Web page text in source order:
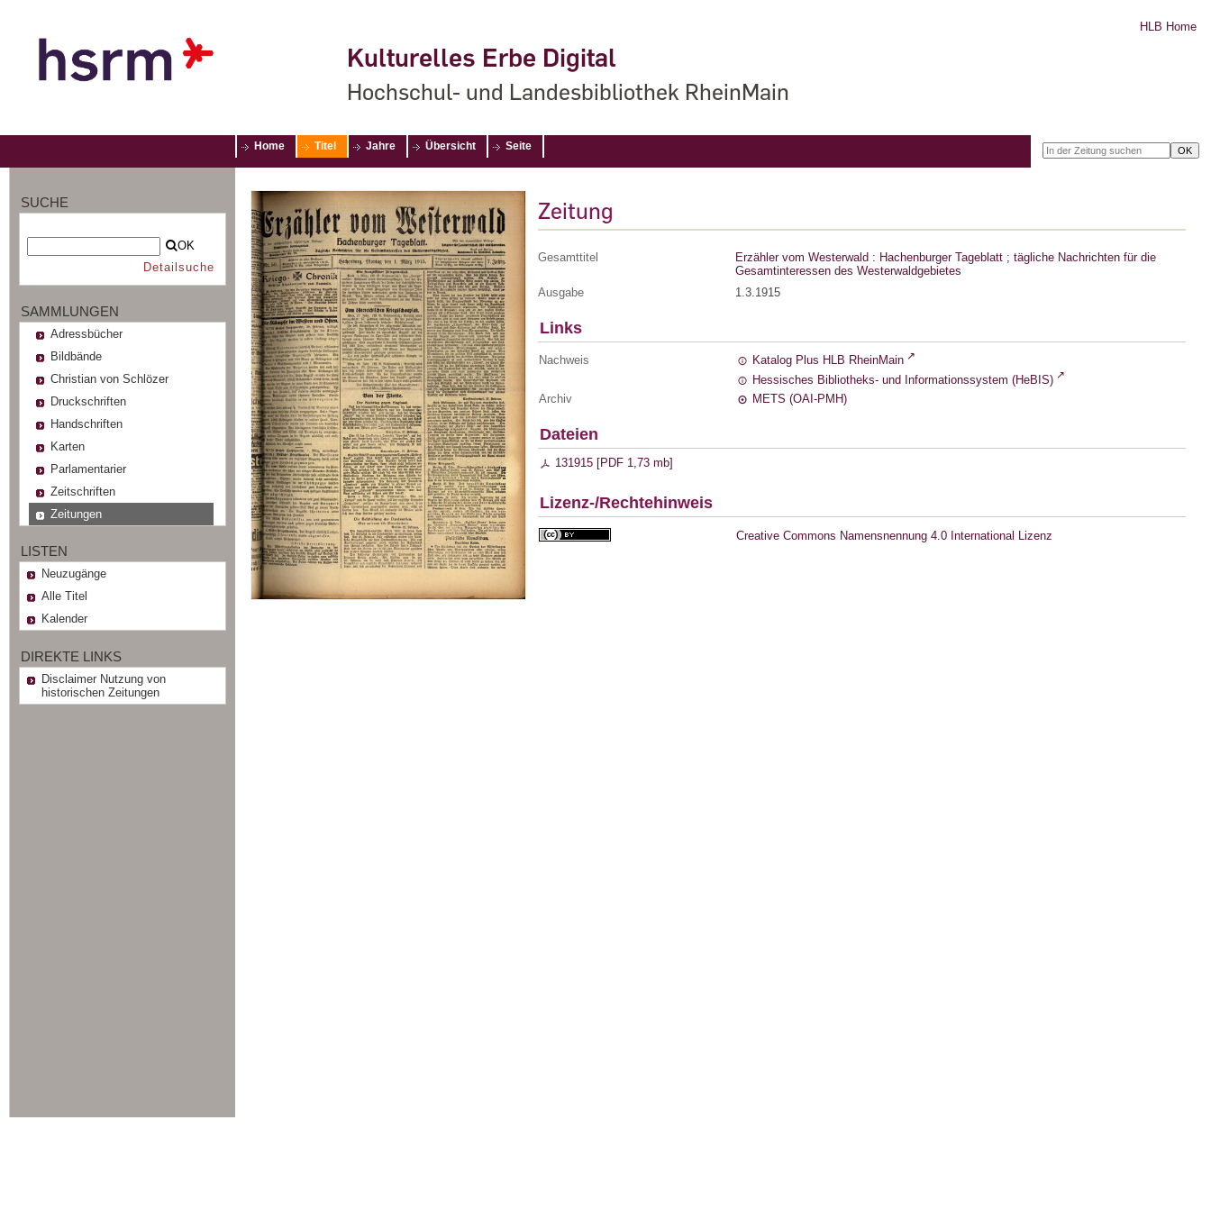
Kulturelles Erbe Digital
Hochschul- und Landesbibliothek RheinMain
HLB Home
Home Titel Jahre Übersicht Seite
SUCHE
OK
Detailsuche
SAMMLUNGEN
Adressbücher
Bildbände
Christian von Schlözer
Druckschriften
Handschriften
Karten
Parlamentarier
Zeitschriften
Zeitungen
LISTEN
Neuzugänge
Alle Titel
Kalender
DIREKTE LINKS
Disclaimer Nutzung von
historischen Zeitungen
Zeitung
Gesamttitel
Erzähler vom Westerwald : Hachenburger Tageblatt ; tägliche Nachrichten für die
Gesamtinteressen des Westerwaldgebietes
Ausgabe
1.3.1915
Links
Nachweis
Katalog Plus HLB RheinMain
Hessisches Bibliotheks- und Informationssystem (HeBIS)
Archiv
METS (OAI-PMH)
Dateien
131915 [PDF 1,73 mb]
Lizenz-/Rechtehinweis
Creative Commons Namensnennung 4.0 International Lizenz